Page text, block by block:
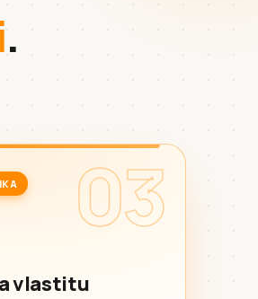
.
03
vlastitu